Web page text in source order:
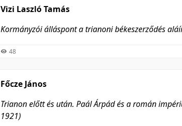
Vizi Laszló Tamás
Kormányzói álláspont a trianoni békeszerződés
48
Főcze János
Trianon előtt és után. Paál Árpád és a román
1921)